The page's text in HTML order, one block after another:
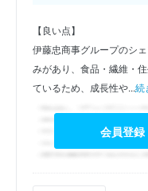
【良い点】
伊藤忠商事グループのシ
みがあり、食品・繊維・
ているため、成長性や...続
会員登